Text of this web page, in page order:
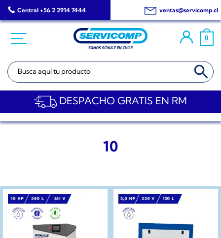
Saltar
al
Central +56 2 2914 7444 ventas@servicomp.cl
0
Buscar: BOTÓN DE
DESPACHO GRATIS EN RM
10